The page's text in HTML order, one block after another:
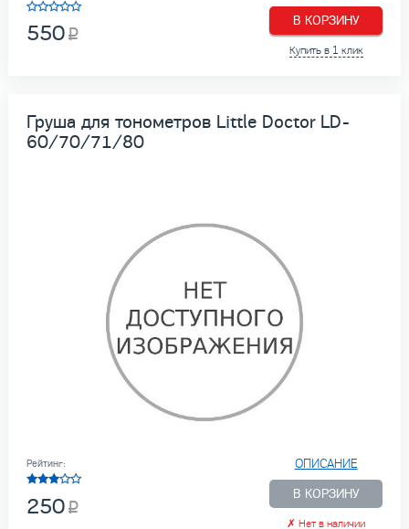
В КОРЗИНУ
Купить в 1 клик
550
Груша для тонометров Little Doctor LD-
60/70/71/80
ОПИСАНИЕ
В КОРЗИНУ
✗ Нет в наличии
Рейтинг:
250